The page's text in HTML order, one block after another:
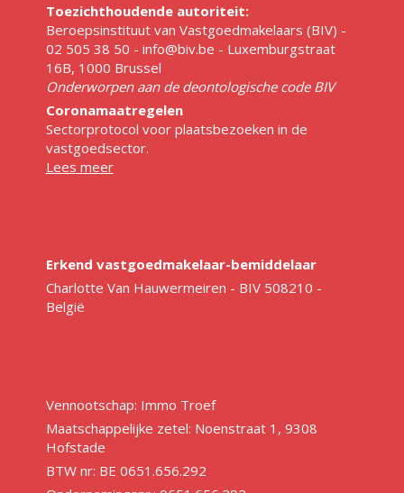
Toezichthoudende autoriteit:
Beroepsinstituut van Vastgoedmakelaars (BIV) -
02 505 38 50 - info@biv.be - Luxemburgstraat
16B, 1000 Brussel
Onderworpen aan de deontologische code BIV
Coronamaatregelen
Sectorprotocol voor plaatsbezoeken in de
vastgoedsector.
Lees meer
Erkend vastgoedmakelaar-bemiddelaar
Charlotte Van Hauwermeiren - BIV 508210 -
België
Vennootschap: Immo Troef
Maatschappelijke zetel: Noenstraat 1, 9308
Hofstade
BTW nr: BE 0651.656.292